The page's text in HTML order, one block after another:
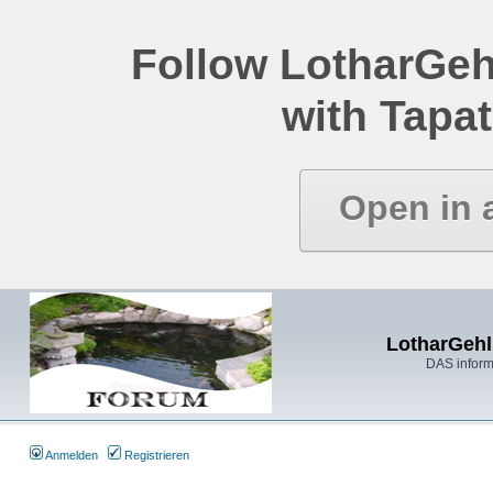
Follow
with
Open in
DAS
Anmelden Registrieren